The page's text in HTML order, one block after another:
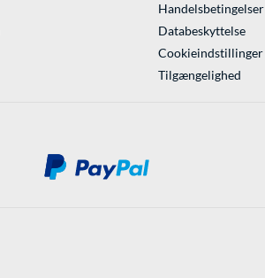
Handelsbetingelser
Databeskyttelse
Cookieindstillinger
Tilgængelighed